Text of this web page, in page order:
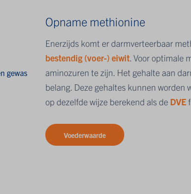
Opname methionine
Enerzijds komt er darmverteerbaar
bestendig (voer-) eiwit. Voor optimale
aminozuren te zijn. Het gehalte aan
belang. Deze gehaltes kunnen worden
op dezelfde wijze berekend als de DVE
Voederwaarde
gewas